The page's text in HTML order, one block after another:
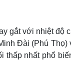
gắt với nhiệt độ
Đài (Phú Thọ)
thấp nhất phổ